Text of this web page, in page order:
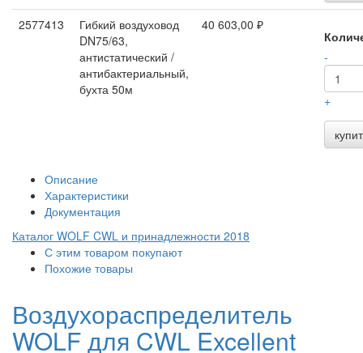
2577413
Гибкий воздуховод
DN75/63,
антистатический /
антибактериальный,
бухта 50м
40 603,00 ₽
-
+
Описание
Характеристики
Документация
Каталог WOLF CWL и принадлежности 2018
С этим товаром покупают
Похожие товары
Воздухораспределитель
WOLF для CWL Excellent